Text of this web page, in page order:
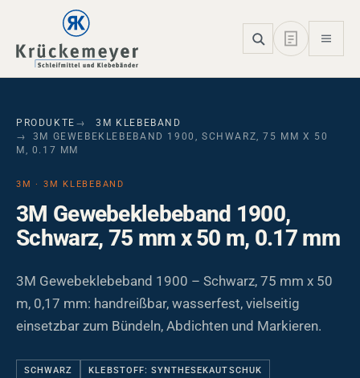
Skip to main navigation
Skip to main content
Skip to page footer
PRODUKTE
3M KLEBEBAND
3M GEWEBEKLEBEBAND 1900, SCHWARZ, 75 MM X 50
M, 0.17 MM
3M · 3M KLEBEBAND
3M Gewebeklebeband 1900,
Schwarz, 75 mm x 50 m, 0.17 mm
3M Gewebeklebeband 1900 – Schwarz, 75 mm x 50
m, 0,17 mm: handreißbar, wasserfest, vielseitig
einsetzbar zum Bündeln, Abdichten und Markieren.
SCHWARZ KLEBSTOFF: SYNTHESEKAUTSCHUK